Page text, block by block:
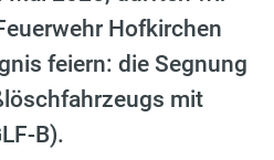
Hofkirchen
feiern: die Segnung
mit
B).